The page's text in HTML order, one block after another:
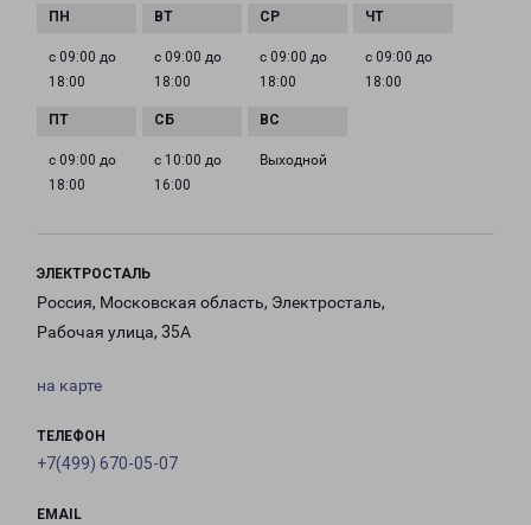
с 09:00 до
18:00
с 09:00 до
18:00
с 09:00 до
18:00
с 09:00 до
18:00
с 09:00 до
18:00
с 10:00 до
16:00
Выходной
ЭЛЕКТРОСТАЛЬ
Россия, Московская область, Электросталь,
Рабочая улица, 35А
на карте
ТЕЛЕФОН
+7(499) 670-05-07
EMAIL